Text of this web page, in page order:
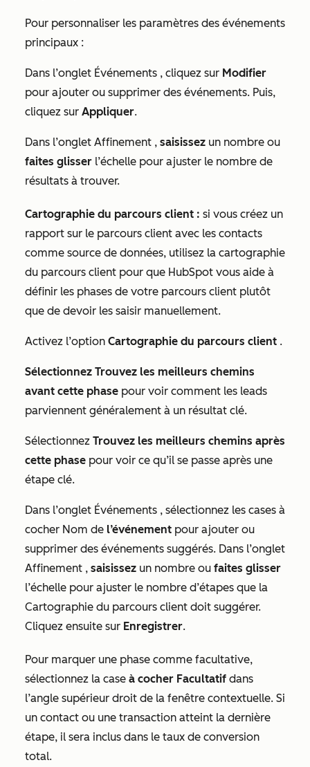
Pour personnaliser les paramètres des événements
principaux :
Dans l’onglet Événements , cliquez sur Modifier
pour ajouter ou supprimer des événements. Puis,
cliquez sur Appliquer.
Dans l’onglet Affinement , saisissez un nombre ou
faites glisser l’échelle pour ajuster le nombre de
résultats à trouver.
Cartographie du parcours client : si vous créez un
rapport sur le parcours client avec les contacts
comme source de données, utilisez la cartographie
du parcours client pour que HubSpot vous aide à
définir les phases de votre parcours client plutôt
que de devoir les saisir manuellement.
Activez l’option Cartographie du parcours client .
Sélectionnez Trouvez les meilleurs chemins
avant cette phase pour voir comment les leads
parviennent généralement à un résultat clé.
Sélectionnez Trouvez les meilleurs chemins après
cette phase pour voir ce qu’il se passe après une
étape clé.
Dans l’onglet Événements , sélectionnez les cases à
cocher Nom de l’événement pour ajouter ou
supprimer des événements suggérés. Dans l’onglet
Affinement , saisissez un nombre ou faites glisser
l’échelle pour ajuster le nombre d’étapes que la
Cartographie du parcours client doit suggérer.
Cliquez ensuite sur Enregistrer.
Pour marquer une phase comme facultative,
sélectionnez la case à cocher Facultatif dans
l’angle supérieur droit de la fenêtre contextuelle. Si
un contact ou une transaction atteint la dernière
étape, il sera inclus dans le taux de conversion
total.